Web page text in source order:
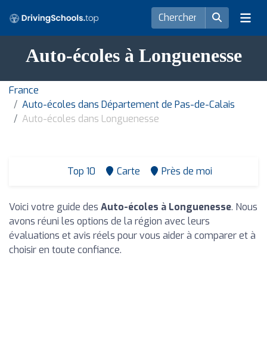
Auto-écoles à Longuenesse
France
Auto-écoles dans Département de Pas-de-Calais
Auto-écoles dans Longuenesse
Top 10 Carte Près de moi
Voici votre guide des Auto-écoles à Longuenesse. Nous
avons réuni les options de la région avec leurs
évaluations et avis réels pour vous aider à comparer et à
choisir en toute confiance.